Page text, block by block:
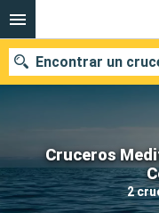
Cruceros
2
Encontrar un
Nuestros destinos
Fecha de salida